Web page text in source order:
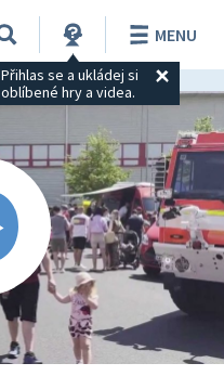
Přihlas se a ukládej si
oblíbené hry a videa.
MENU